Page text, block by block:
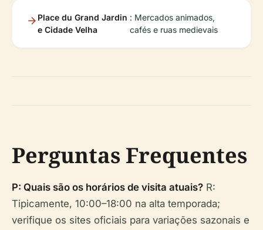
Place du Grand Jardin
e Cidade Velha
: Mercados animados,
cafés e ruas medievais
Perguntas Frequentes
P: Quais são os horários de visita atuais? R:
Tipicamente, 10:00–18:00 na alta temporada;
verifique os sites oficiais para variações sazonais e